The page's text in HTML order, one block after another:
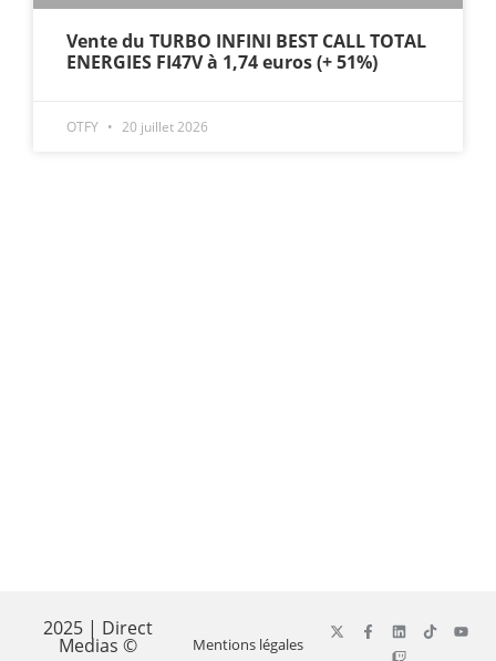
Vente du TURBO INFINI BEST CALL TOTAL
ENERGIES FI47V à 1,74 euros (+ 51%)
OTFY 20 juillet 2026
2025 | Direct
Medias © Mentions légales